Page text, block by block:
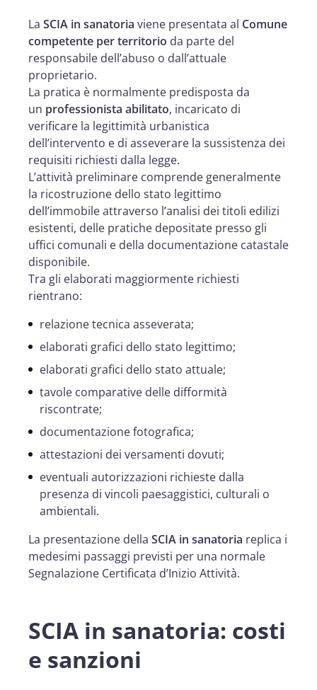
La SCIA in sanatoria viene presentata al Comune
competente per territorio da parte del
responsabile dell’abuso o dall’attuale
proprietario.
La pratica è normalmente predisposta da
un professionista abilitato, incaricato di
verificare la legittimità urbanistica
dell’intervento e di asseverare la sussistenza dei
requisiti richiesti dalla legge.
L’attività preliminare comprende generalmente
la ricostruzione dello stato legittimo
dell’immobile attraverso l’analisi dei titoli edilizi
esistenti, delle pratiche depositate presso gli
uffici comunali e della documentazione catastale
disponibile.
Tra gli elaborati maggiormente richiesti
rientrano:
relazione tecnica asseverata;
elaborati grafici dello stato legittimo;
elaborati grafici dello stato attuale;
tavole comparative delle difformità
riscontrate;
documentazione fotografica;
attestazioni dei versamenti dovuti;
eventuali autorizzazioni richieste dalla
presenza di vincoli paesaggistici, culturali o
ambientali.
La presentazione della SCIA in sanatoria replica i
medesimi passaggi previsti per una normale
Segnalazione Certificata d’Inizio Attività.
SCIA in sanatoria: costi
e sanzioni